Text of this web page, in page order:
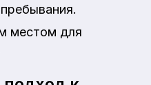
местом для